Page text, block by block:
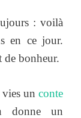
: voilà
en ce jour.
de bonheur.
un conte
donne un